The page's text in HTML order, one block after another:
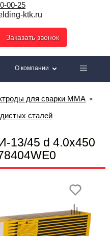
00-25
ktk.ru
Заказать звонок
О компании
для сварки MMA
сталей
13/45 d 4.0х450